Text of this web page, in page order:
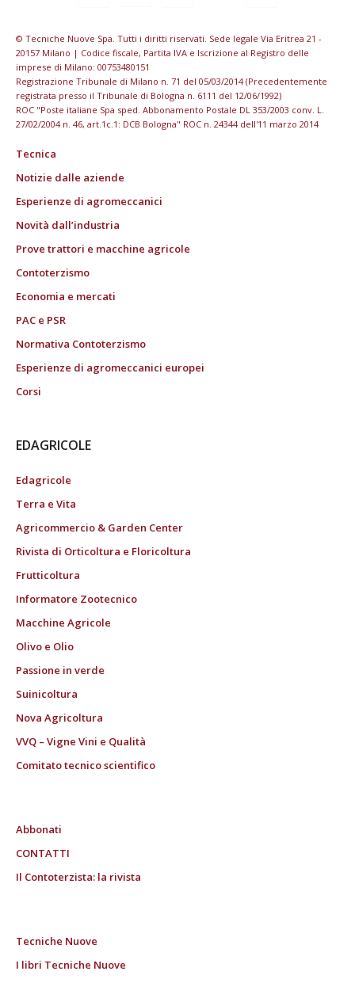
© Tecniche Nuove Spa. Tutti i diritti riservati. Sede legale Via Eritrea 21 -
20157 Milano | Codice fiscale, Partita IVA e Iscrizione al Registro delle
imprese di Milano: 00753480151
Registrazione Tribunale di Milano n. 71 del 05/03/2014 (Precedentemente
registrata presso il Tribunale di Bologna n. 6111 del 12/06/1992)
ROC "Poste italiane Spa sped. Abbonamento Postale DL 353/2003 conv. L.
27/02/2004 n. 46, art.1c.1: DCB Bologna" ROC n. 24344 dell'11 marzo 2014
Tecnica
Notizie dalle aziende
Esperienze di agromeccanici
Novità dall’industria
Prove trattori e macchine agricole
Contoterzismo
Economia e mercati
PAC e PSR
Normativa Contoterzismo
Esperienze di agromeccanici europei
Corsi
EDAGRICOLE
Edagricole
Terra e Vita
Agricommercio & Garden Center
Rivista di Orticoltura e Floricoltura
Frutticoltura
Informatore Zootecnico
Macchine Agricole
Olivo e Olio
Passione in verde
Suinicoltura
Nova Agricoltura
VVQ – Vigne Vini e Qualità
Comitato tecnico scientifico
Abbonati
CONTATTI
Il Contoterzista: la rivista
Tecniche Nuove
I libri Tecniche Nuove